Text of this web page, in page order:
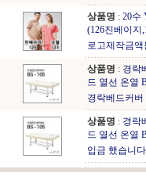
상품명 : 20수
(126진베이지
로고제작금액
상품명 : 경락
드 열선 온열
경락베드커
상품명 : 경락
드 열선 온열
입금 했습니